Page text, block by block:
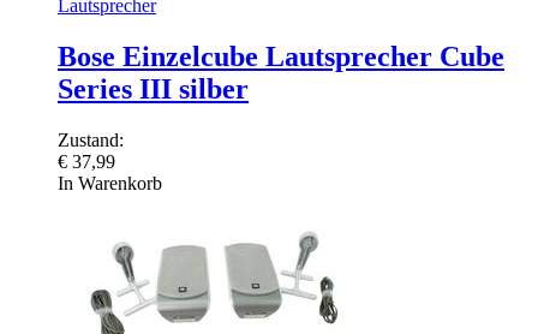
Lautsprecher
Bose Einzelcube Lautsprecher Cube
Series III silber
Zustand:
€ 37,99
In Warenkorb